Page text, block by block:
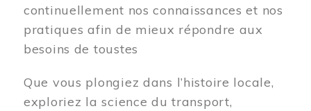
continuellement nos connaissances et nos
pratiques afin de mieux répondre aux
besoins de toustes
Que vous plongiez dans l’histoire locale,
exploriez la science du transport,